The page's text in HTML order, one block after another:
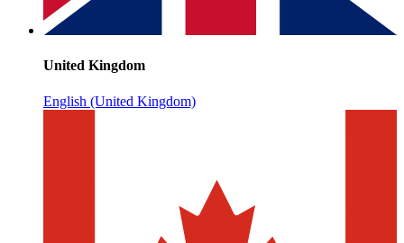
United Kingdom
English (United Kingdom)